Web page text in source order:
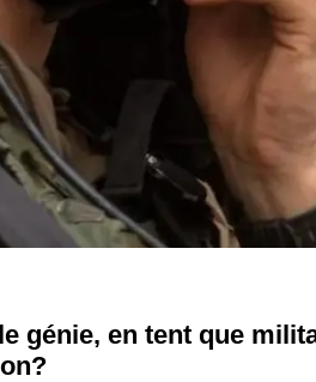
génie, en tent que